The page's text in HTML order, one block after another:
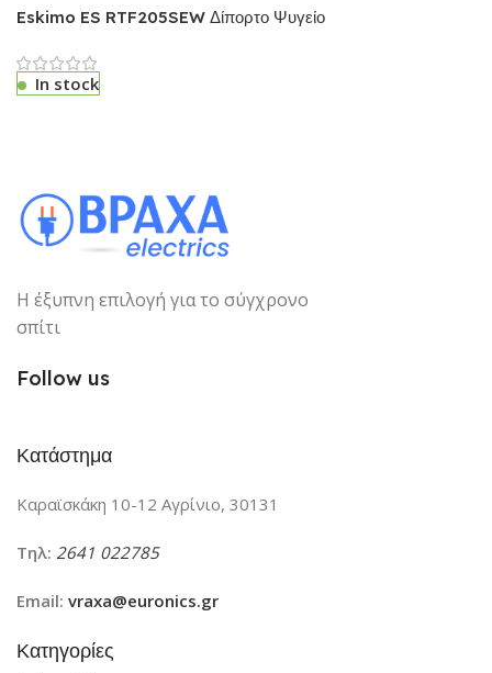
Eskimo ES RTF205SEW Δίπορτο Ψυγείο
In stock
Η έξυπνη επιλογή για το σύγχρονο
σπίτι
Follow us
Κατάστημα
Καραϊσκάκη 10-12 Αγρίνιο, 30131
Τηλ: 2641 022785
Email: vraxa@euronics.gr
Κατηγορίες